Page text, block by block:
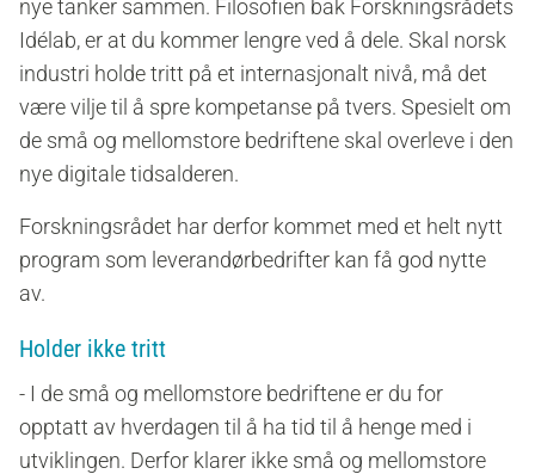
nye tanker sammen. Filosofien bak Forskningsrådets
Idélab, er at du kommer lengre ved å dele. Skal norsk
industri holde tritt på et internasjonalt nivå, må det
være vilje til å spre kompetanse på tvers. Spesielt om
de små og mellomstore bedriftene skal overleve i den
nye digitale tidsalderen.
Forskningsrådet har derfor kommet med et helt nytt
program som leverandørbedrifter kan få god nytte
av.
Holder ikke tritt
- I de små og mellomstore bedriftene er du for
opptatt av hverdagen til å ha tid til å henge med i
utviklingen. Derfor klarer ikke små og mellomstore